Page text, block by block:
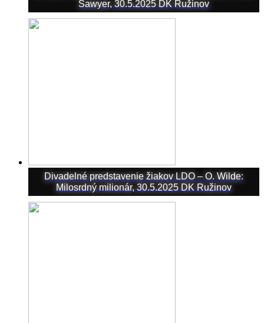
Sawyer, 30.5.2025 DK Ružinov
Divadelné predstavenie žiakov LDO – O. Wilde:
Milosrdný milionár, 30.5.2025 DK Ružinov